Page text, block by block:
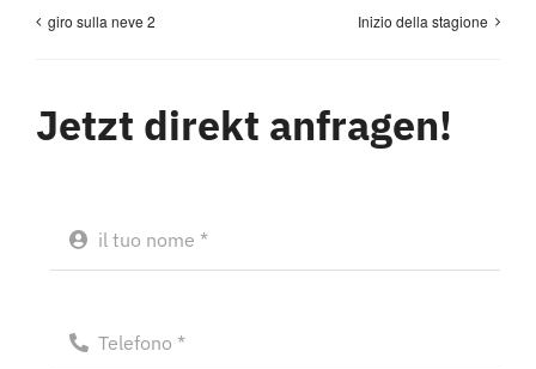
giro sulla neve 2 Inizio della stagione
Jetzt direkt anfragen!